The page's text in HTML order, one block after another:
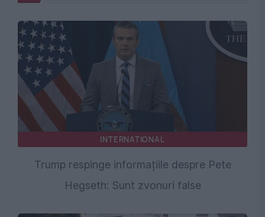
INTERNATIONAL
Trump respinge informațiile despre Pete
Hegseth: Sunt zvonuri false